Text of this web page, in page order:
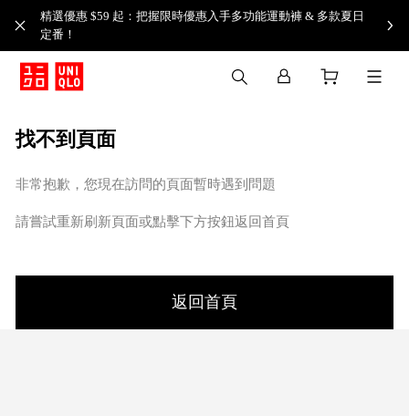
精選優惠 $59 起：把握限時優惠入手多功能運動褲 & 多款夏日
定番！​
找不到頁面
非常抱歉，您現在訪問的頁面暫時遇到問題
請嘗試重新刷新頁面或點擊下方按鈕返回首頁
返回首頁